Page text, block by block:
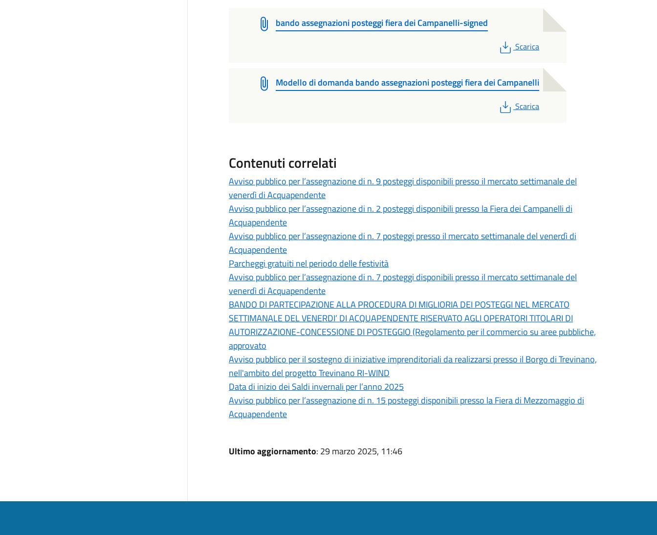
bando assegnazioni posteggi fiera dei Campanelli-signed
PDF
Scarica
Modello di domanda bando assegnazioni posteggi fiera dei Campanelli
PDF
Scarica
Contenuti correlati
Avviso pubblico per l’assegnazione di n. 9 posteggi disponibili presso il mercato settimanale del
venerdì di Acquapendente
Avviso pubblico per l’assegnazione di n. 2 posteggi disponibili presso la Fiera dei Campanelli di
Acquapendente
Avviso pubblico per l’assegnazione di n. 7 posteggi presso il mercato settimanale del venerdì di
Acquapendente
Parcheggi gratuiti nel periodo delle festività
Avviso pubblico per l’assegnazione di n. 7 posteggi disponibili presso il mercato settimanale del
venerdì di Acquapendente
BANDO DI PARTECIPAZIONE ALLA PROCEDURA DI MIGLIORIA DEI POSTEGGI NEL MERCATO
SETTIMANALE DEL VENERDI’ DI ACQUAPENDENTE RISERVATO AGLI OPERATORI TITOLARI DI
AUTORIZZAZIONE-CONCESSIONE DI POSTEGGIO (Regolamento per il commercio su aree pubbliche,
approvato
Avviso pubblico per il sostegno di iniziative imprenditoriali da realizzarsi presso il Borgo di Trevinano,
nell'ambito del progetto Trevinano RI-WIND
Data di inizio dei Saldi invernali per l’anno 2025
Avviso pubblico per l’assegnazione di n. 15 posteggi disponibili presso la Fiera di Mezzomaggio di
Acquapendente
Ultimo aggiornamento: 29 marzo 2025, 11:46